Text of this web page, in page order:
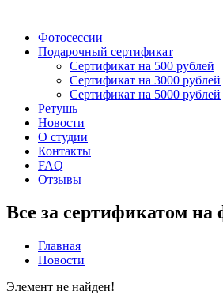
Фотосессии
Подарочный сертификат
Сертификат на 500 рублей
Сертификат на 3000 рублей
Сертификат на 5000 рублей
Ретушь
Новости
О студии
Контакты
FAQ
Отзывы
Все за сертификатом на
Главная
Новости
Элемент не найден!